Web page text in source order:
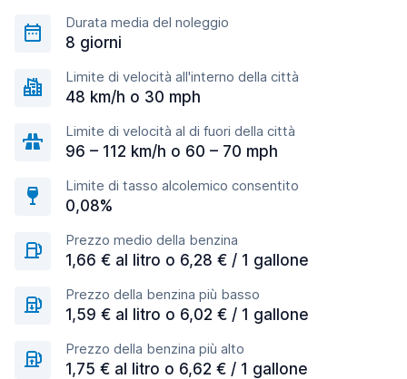
Durata media del noleggio
8 giorni
Limite di velocità all'interno della città
48 km/h o 30 mph
Limite di velocità al di fuori della città
96 – 112 km/h o 60 – 70 mph
Limite di tasso alcolemico consentito
0,08%
Prezzo medio della benzina
1,66 € al litro o 6,28 € / 1 gallone
Prezzo della benzina più basso
1,59 € al litro o 6,02 € / 1 gallone
Prezzo della benzina più alto
1,75 € al litro o 6,62 € / 1 gallone